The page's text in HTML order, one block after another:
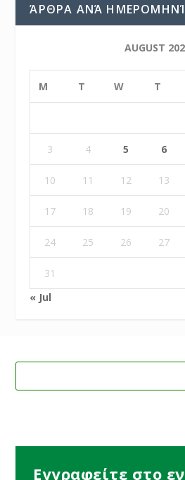
ΆΡΘΡΑ ΑΝΆ
AUGUST
M T W T
3 4 5 6
10 11 12 13
17 18 19 20
24 25 26 27
31
« Jul
Εγγραφείτε στο